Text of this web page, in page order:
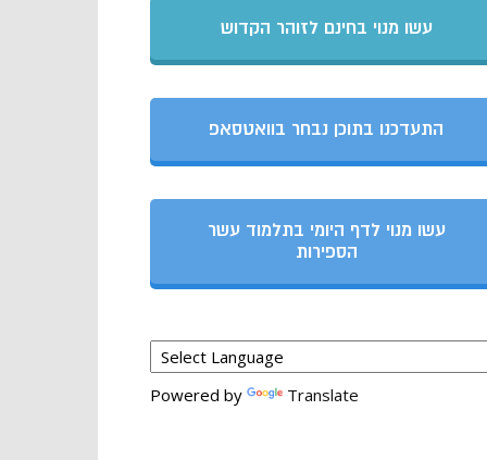
עשו מנוי בחינם לזוהר הקדוש
התעדכנו בתוכן נבחר בוואטסאפ
עשו מנוי לדף היומי בתלמוד עשר
הספירות
Powered by Translate